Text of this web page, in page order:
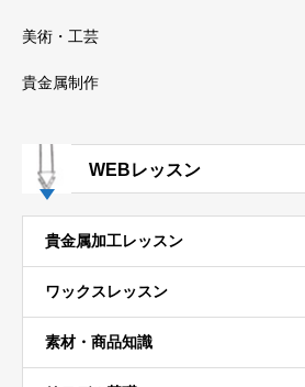
美術・工芸
貴金属制作
WEBレッスン
貴金属加工レッスン
ワックスレッスン
素材・商品知識